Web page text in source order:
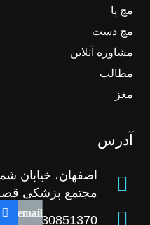
مچ پا
مچ دست
مشاوره آنلاین
مطالب
مغز
آدرس
اصفهان، خیابان
مجتمع پزشکی
09130851370